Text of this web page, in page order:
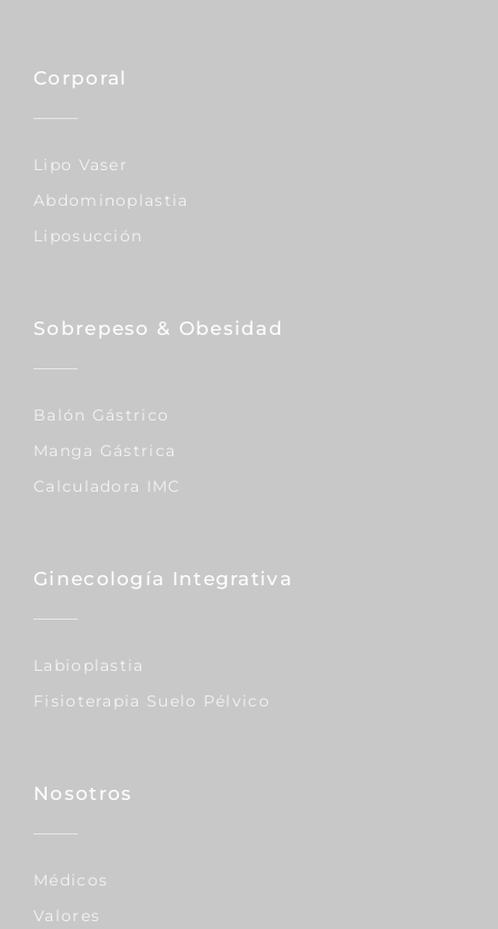
Corporal
Lipo Vaser
Abdominoplastia
Liposucción
Sobrepeso & Obesidad
Balón Gástrico
Manga Gástrica
Calculadora IMC
Ginecología Integrativa
Labioplastia
Fisioterapia Suelo Pélvico
Nosotros
Médicos
Valores